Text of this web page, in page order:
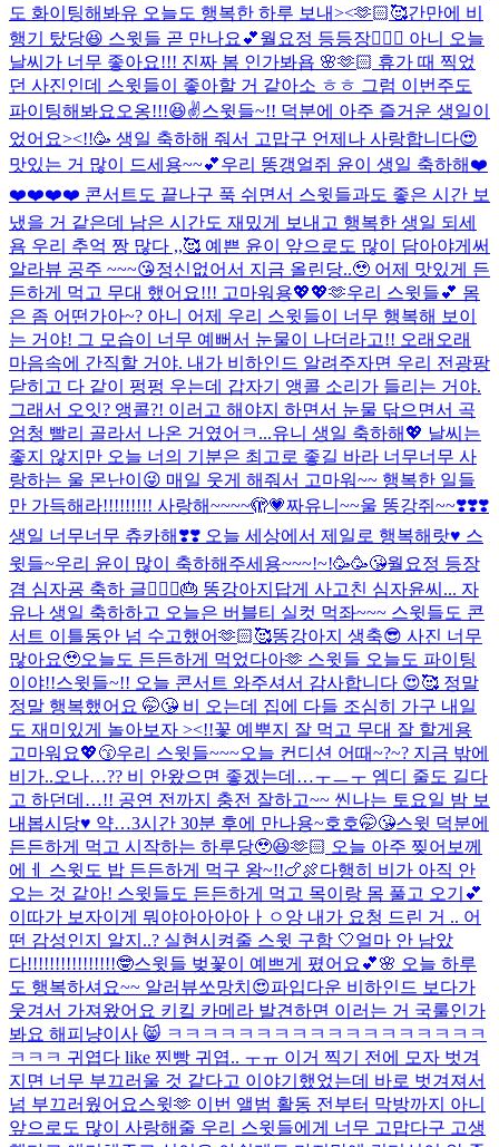
도 화이팅해봐유 오늘도 행복한 하루 보내><🫶🏻🥰간만에 비
행기 탔당😆 스윗들 곧 만나요💕월요정 등등장🧚🏻‍♀️ 아니 오늘
날씨가 너무 좋아요!!! 진짜 봄 인가봐욥 🌸🫶🏻 휴가 때 찍었
던 사진인데 스윗들이 좋아할 거 같아소 ㅎㅎ 그럼 이번주도
파이팅해봐요오옹!!!😆✌️스윗들~!! 덕분에 아주 즐거운 생일이
었어요><!!🥳 생일 축하해 줘서 고맙구 언제나 사랑합니다😍
맛있는 거 많이 드세용~~💕우리 똥갱얼쥐 윤이 생일 축하해❤️
❤️❤️❤️❤️ 콘서트도 끝나구 푹 쉬면서 스윗들과도 좋은 시간 보
냈을 거 같은데 남은 시간도 재밌게 보내고 행복한 생일 되세
욤 우리 추억 짱 많다 ,,🥰 예쁜 윤이 앞으로도 많이 담아야게써
알라뷰 공주 ~~~😘정신없어서 지금 올린당..🥹 어제 맛있게 든
든하게 먹고 무대 했어요!!! 고마워용💖💖🫶우리 스윗들💕 몸
은 좀 어떤가아~? 아니 어제 우리 스윗들이 너무 행복해 보이
는 거야! 그 모습이 너무 예뻐서 눈물이 나더라고!! 오래오래
마음속에 간직할 거야. 내가 비하인드 알려주자면 우리 전광팡
닫히고 다 같이 펑펑 우는데 갑자기 앵콜 소리가 들리는 거야.
그래서 오잇? 앵콜?! 이러고 해야지 하면서 눈물 닦으면서 곡
엄청 빨리 골라서 나온 거였어ㅋ...유니 생일 축하해💖 날씨는
좋지 않지만 오늘 너의 기분은 최고로 좋길 바라 너무너무 사
랑하는 울 몬난이😜 매일 웃게 해줘서 고마워~~ 행복한 일들
만 가득해라!!!!!!!!! 사랑해~~~~🫣💗짜유니~~울 똥강쥐~~❣️❣️❣️
생일 너무너무 츄카해❣️❣️ 오늘 세상에서 제일로 행복해랏♥️ 스
윗들~우리 윤이 많이 축하해주세용~~~!~!🥳🥳😘월요정 등장
겸 심자굥 축하 글🧚🏻‍♀️🎂 똥강아지답게 사고친 심자윤씨... 자
유나 생일 축하하고 오늘은 버블티 실컷 먹좌~~~ 스윗들도 콘
서트 이틀동안 넘 수고했어🫶🏻🥰똥강아지 생축😎 사진 너무
많아요🥹오늘도 든든하게 먹었다아🫶 스윗들 오늘도 파이팅
이야!!스윗들~!! 오늘 콘서트 와주셔서 감사합니다 😍🥰 정말
정말 행복했어요 🤭😘 비 오는데 집에 다들 조심히 가구 내일
도 재미있게 놀아보자 ><!!꽃 예뿌지 잘 먹고 무대 잘 할게용
고마워요💖😙우리 스윗들~~~오늘 컨디션 어때~?~? 지금 밖에
비가..오나…?? 비 안왔으면 좋겠는데…ㅜㅡㅜ 엠디 줄도 길다
고 하던데…!! 공연 전까지 충전 잘하고~~ 씬나는 토요일 밤 보
내봅시당♥️ 약…3시간 30분 후에 만나용~호호🤭😘스윗 덕분에
든든하게 먹고 시작하는 하루당🥹😆🫶🏻 오늘 아주 찢어보께
에ㅔ 스윗도 밥 든든하게 먹구 왕~!!🍗🍖다행히 비가 아직 안
오는 것 같아! 스윗들도 든든하게 먹고 목이랑 몸 풀고 오기💕
이따가 보자이게 뭐야아아아아ㅏㅇ앙 내가 요청 드린 거 .. 어
떤 감성인지 알지..? 실현시켜줄 스윗 구함 🤍얼마 안 남았
다!!!!!!!!!!!!!!!!🤓스윗들 벚꽃이 예쁘게 폈어요💕🌸 오늘 하루
도 행복하셔요~~ 알러뷰쏘망치😍파입다운 비하인드 보다가
웃겨서 가져왔어요 키킼 카메라 발견하면 이러는 거 국룰인가
봐요 해피냥이사 😸 ㅋㅋㅋㅋㅋㅋㅋㅋㅋㅋㅋㅋㅋㅋㅋㅋㅋㅋ
ㅋㅋㅋ 귀엽다 like 찐빵 귀엽.. ㅜㅠ 이거 찍기 전에 모자 벗겨
지면 너무 부끄러울 것 같다고 이야기했었는데 바로 벗겨져서
넘 부끄러웠어요스윗🫶 이번 앨범 활동 전부터 막방까지 아니
앞으로도 많이 사랑해줄 우리 스윗들에게 너무 고맙다구 고생